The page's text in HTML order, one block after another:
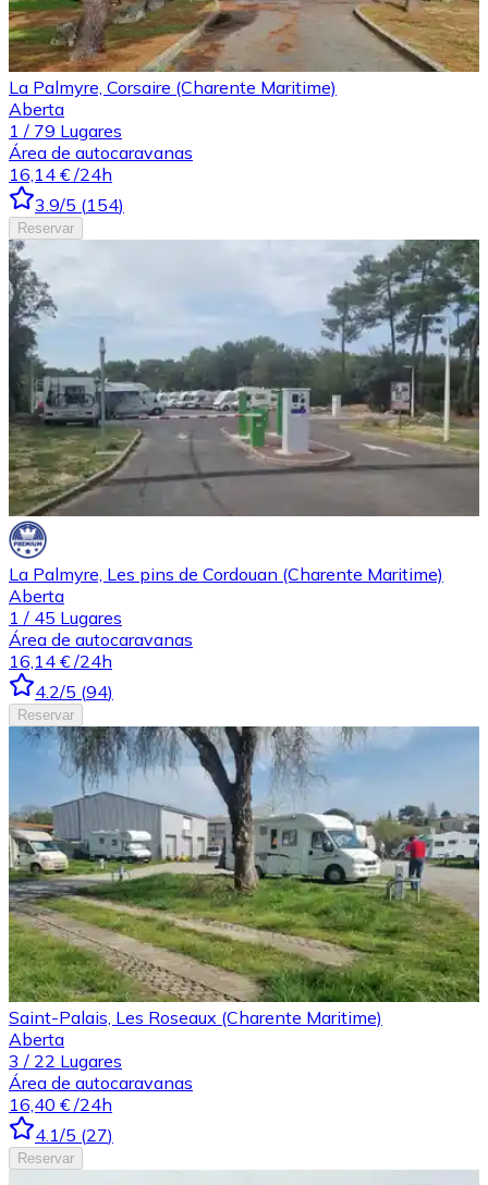
La Palmyre, Corsaire (Charente Maritime)
Aberta
1 / 79 Lugares
Área de autocaravanas
16,14 € /24h
3.9/5 (154)
Reservar
La Palmyre, Les pins de Cordouan (Charente Maritime)
Aberta
1 / 45 Lugares
Área de autocaravanas
16,14 € /24h
4.2/5 (94)
Reservar
Saint-Palais, Les Roseaux (Charente Maritime)
Aberta
3 / 22 Lugares
Área de autocaravanas
16,40 € /24h
4.1/5 (27)
Reservar